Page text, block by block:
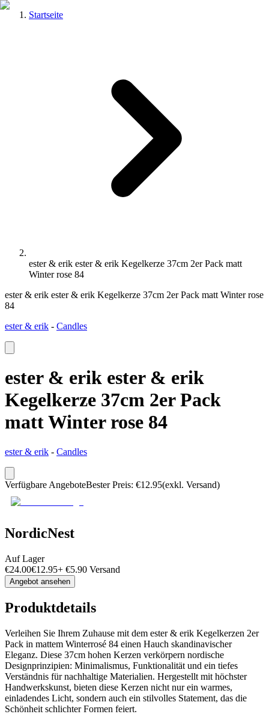
Startseite
ester & erik ester & erik Kegelkerze 37cm 2er Pack matt
Winter rose 84
ester & erik ester & erik Kegelkerze 37cm 2er Pack matt Winter rose
84
ester & erik - Candles
ester & erik ester & erik
Kegelkerze 37cm 2er Pack
matt Winter rose 84
ester & erik - Candles
Verfügbare AngeboteBester Preis: €12.95(exkl. Versand)
NordicNest
Auf Lager
€24.00€12.95+ €5.90 Versand
Angebot ansehen
Produktdetails
Verleihen Sie Ihrem Zuhause mit dem ester & erik Kegelkerzen 2er
Pack in mattem Winterrosé 84 einen Hauch skandinavischer
Eleganz. Diese 37cm hohen Kerzen verkörpern nordische
Designprinzipien: Minimalismus, Funktionalität und ein tiefes
Verständnis für nachhaltige Materialien. Hergestellt mit höchster
Handwerkskunst, bieten diese Kerzen nicht nur ein warmes,
einladendes Licht, sondern auch ein stilvolles Statement, das die
Schönheit schlichter Formen feiert.